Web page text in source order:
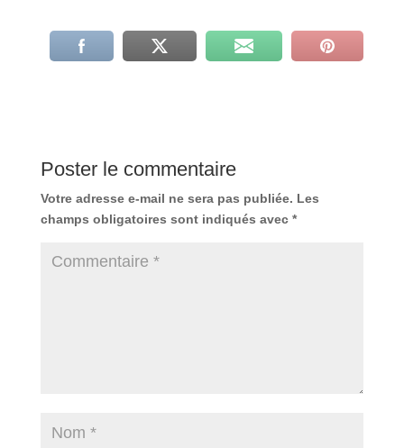
Poster le commentaire
Votre adresse e-mail ne sera pas publiée. Les
champs obligatoires sont indiqués avec *